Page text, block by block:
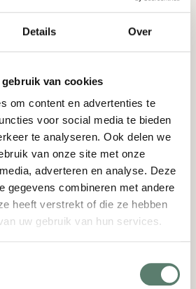
Details Over
van cookies
om content en advertenties te
voor social media te bieden
te analyseren. Ook delen we
van onze site met onze
adverteren en analyse. Deze
gegevens combineren met andere
heeft verstrekt of die ze hebben
uw gebruik van hun services.